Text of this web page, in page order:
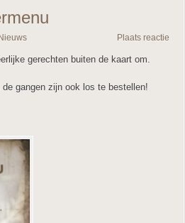
Plaats reactie
gerechten buiten de kaart om.
gangen zijn ook los te bestellen!